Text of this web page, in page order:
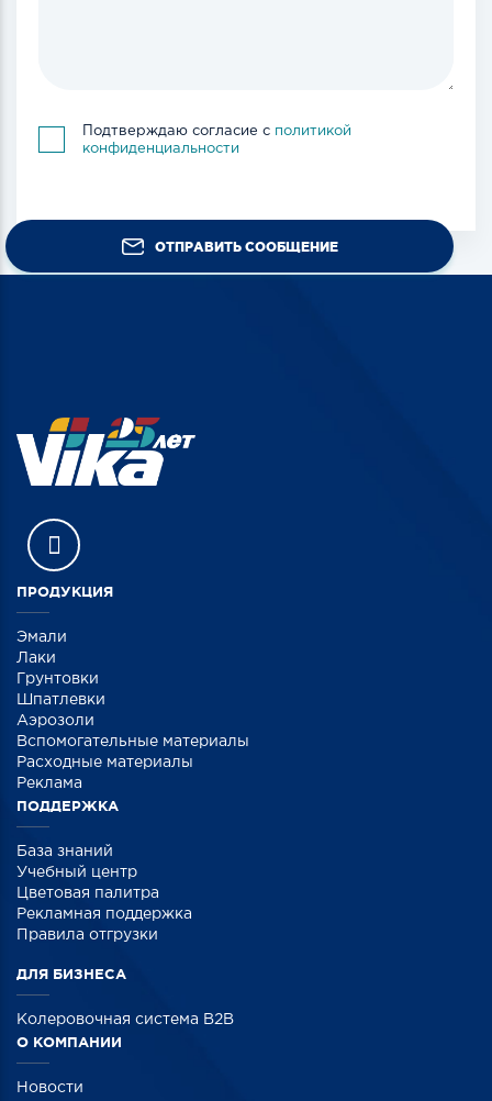
Подтверждаю согласие с политикой
конфиденциальности
ОТПРАВИТЬ СООБЩЕНИЕ
ПРОДУКЦИЯ
Эмали
Лаки
Грунтовки
Шпатлевки
Аэрозоли
Вспомогательные материалы
Расходные материалы
Реклама
ПОДДЕРЖКА
База знаний
Учебный центр
Цветовая палитра
Рекламная поддержка
Правила отгрузки
ДЛЯ БИЗНЕСА
Колеровочная система B2B
О КОМПАНИИ
Новости